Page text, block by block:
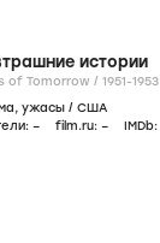
истории
Tales of Tomorrow / 1951-1953
, ужасы / США
– film.ru: – IMDb: